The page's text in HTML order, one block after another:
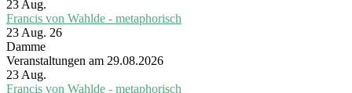
23 Aug.
Francis von Wahlde - metaphorisch
23 Aug. 26
Damme
Veranstaltungen am 29.08.2026
23 Aug.
Francis von Wahlde - metaphorisch